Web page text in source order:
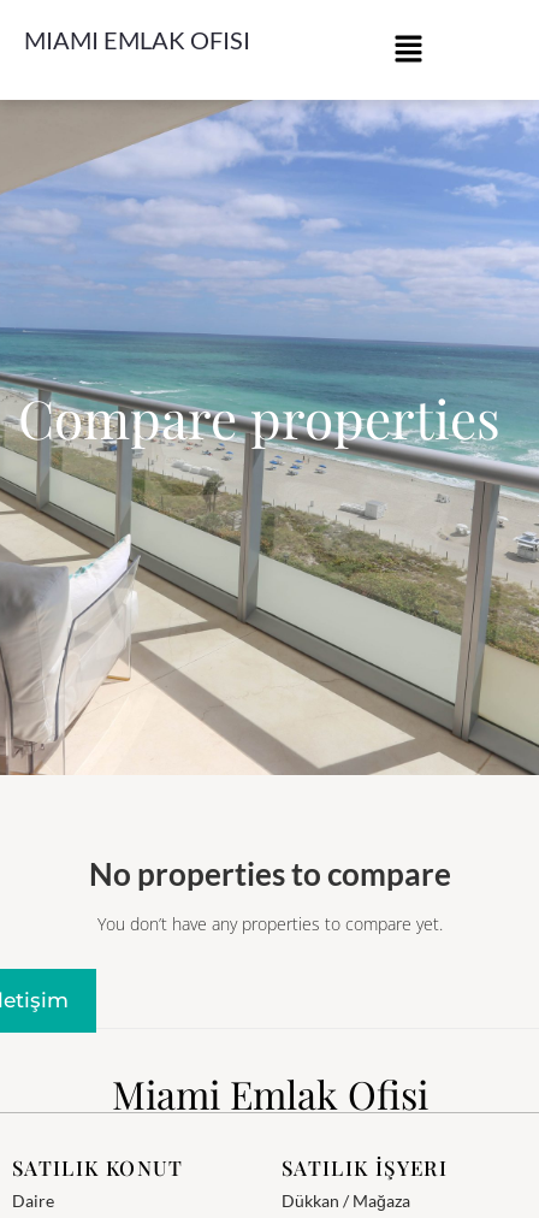
MIAMI EMLAK OFISI
Compare properties
No properties to compare
You don’t have any properties to compare yet.
Miami Emlak Ofisi
SATILIK KONUT
Daire
SATILIK İŞYERI
Dükkan / Mağaza